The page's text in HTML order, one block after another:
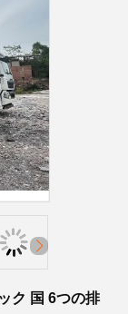
ク 国 6つの排